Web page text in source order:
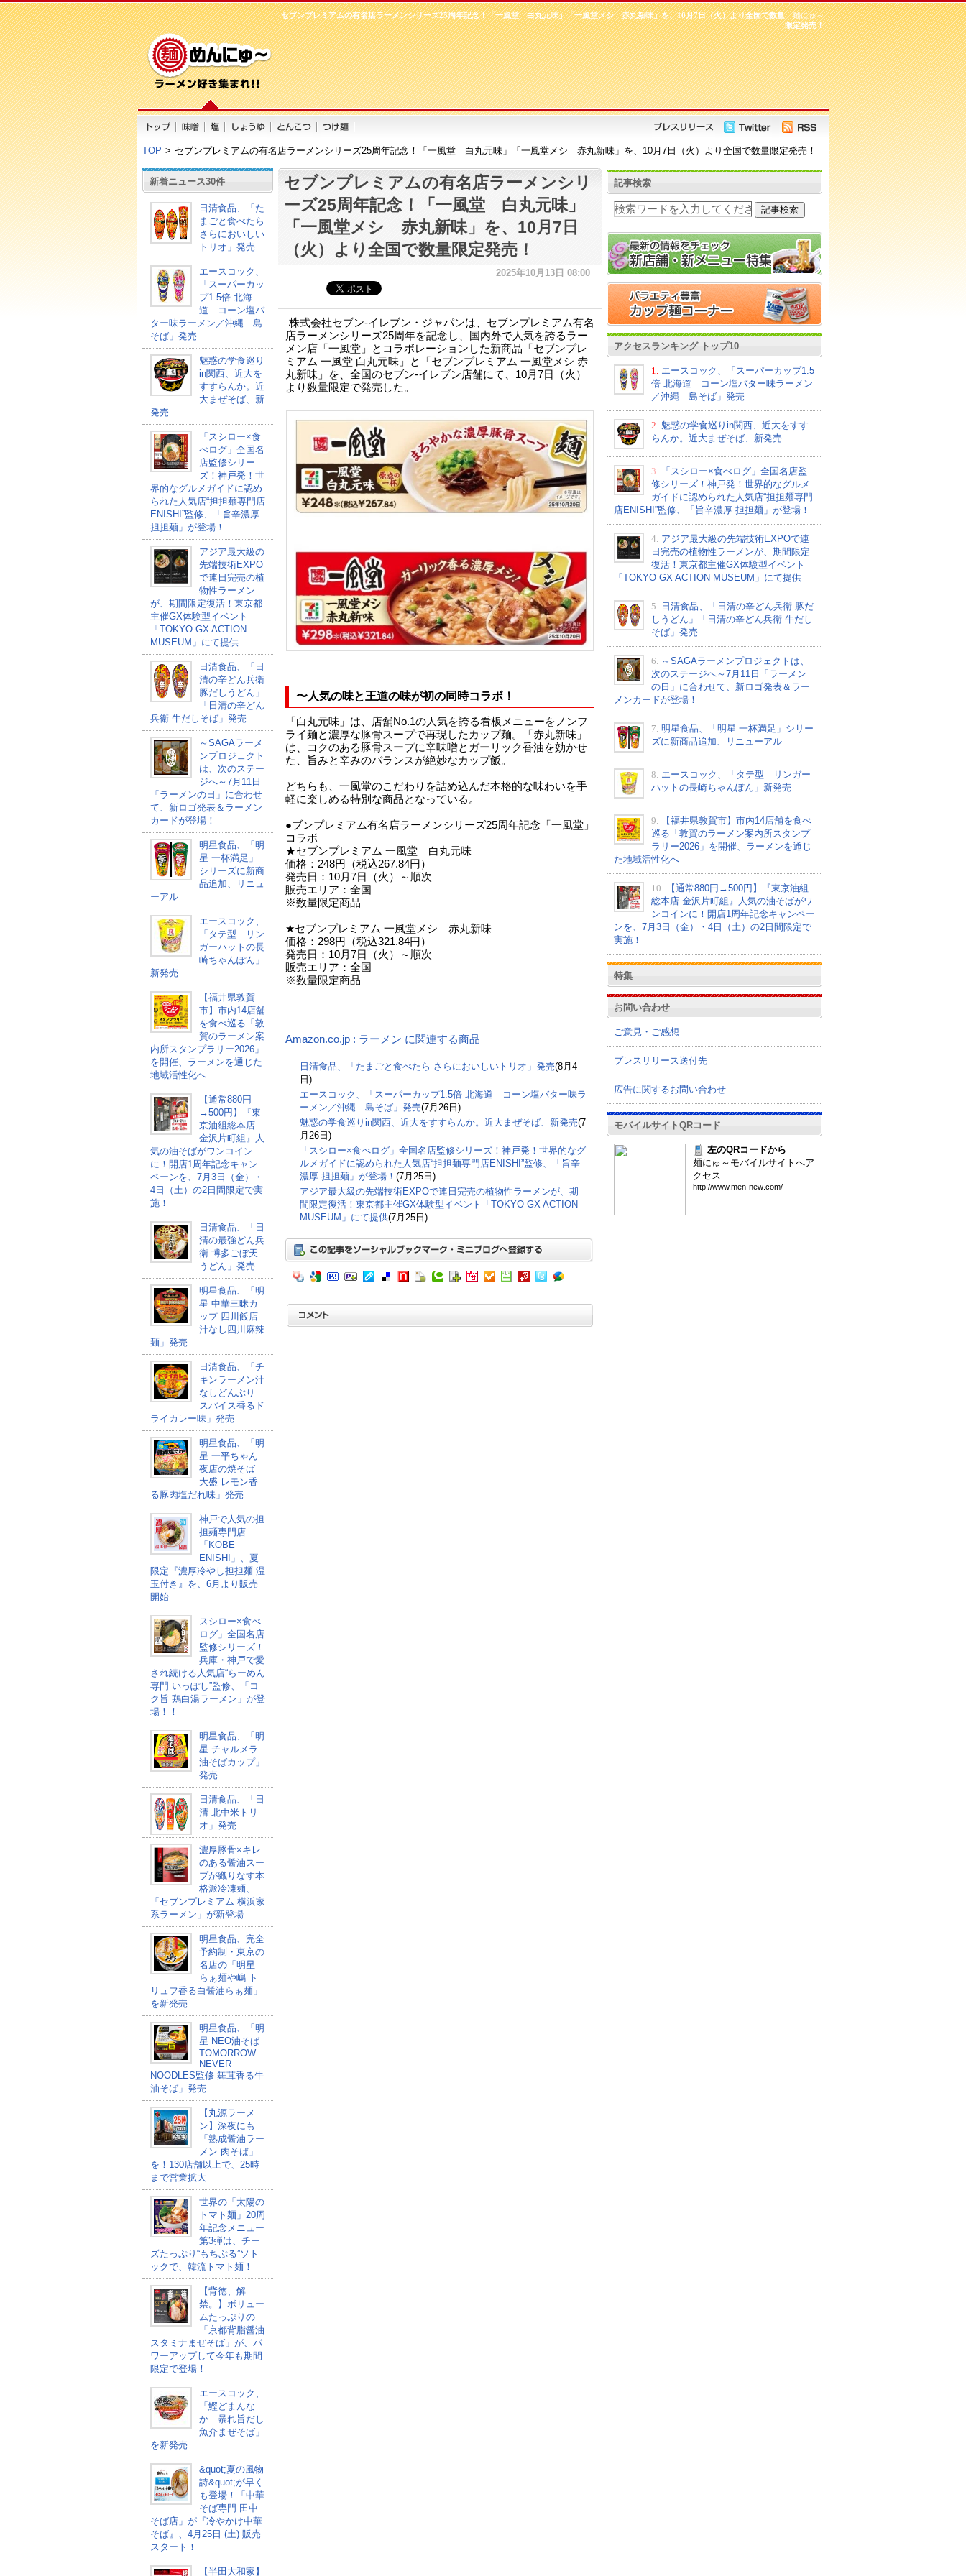
麺にゅ～
セブンプレミアムの有名店ラーメンシリーズ25周年記念！「一風堂 白丸元味」「一風堂メシ 赤丸新味」を、10月7日（火）より全国で数量
限定発売！
TOP > セブンプレミアムの有名店ラーメンシリーズ25周年記念！「一風堂 白丸元味」「一風堂メシ 赤丸新味」を、10月7日（火）より全国で数量限定発売！
新着ニュース30件
日清食品、「た
まごと食べたら
さらにおいしい
トリオ」発売
エースコック、
「スーパーカッ
プ1.5倍 北海
道 コーン塩バ
ター味ラーメン／沖縄 島
そば」発売
魅惑の学食巡り
in関西、近大を
すすらんか。近
大まぜそば、新
発売
「スシロー×食
べログ」全国名
店監修シリー
ズ！神戸発！世
界的なグルメガイドに認め
られた人気店“担担麺専門店
ENISHI”監修、「旨辛濃厚
担担麺」が登場！
アジア最大級の
先端技術EXPO
で連日完売の植
物性ラーメン
が、期間限定復活！東京都
主催GX体験型イベント
「TOKYO GX ACTION
MUSEUM」にて提供
日清食品、「日
清の辛どん兵衛
豚だしうどん」
「日清の辛どん
兵衛 牛だしそば」発売
～SAGAラーメ
ンプロジェクト
は、次のステー
ジへ～7月11日
「ラーメンの日」に合わせ
て、新ロゴ発表＆ラーメン
カードが登場！
明星食品、「明
星 一杯満足」
シリーズに新商
品追加、リニュ
ーアル
エースコック、
「タテ型 リン
ガーハットの長
崎ちゃんぽん」
新発売
【福井県敦賀
市】市内14店舗
を食べ巡る「敦
賀のラーメン案
内所スタンプラリー2026」
を開催、ラーメンを通じた
地域活性化へ
【通常880円
→500円】『東
京油組総本店
金沢片町組』人
気の油そばがワンコイン
に！開店1周年記念キャン
ペーンを、7月3日（金）・
4日（土）の2日間限定で実
施！
日清食品、「日
清の最強どん兵
衛 博多ごぼ天
うどん」発売
明星食品、「明
星 中華三昧カ
ップ 四川飯店
汁なし四川麻辣
麺」発売
日清食品、「チ
キンラーメン汁
なしどんぶり
スパイス香るド
ライカレー味」発売
明星食品、「明
星 一平ちゃん
夜店の焼そば
大盛 レモン香
る豚肉塩だれ味」発売
神戸で人気の担
担麺専門店
「KOBE
ENISHI」、夏
限定『濃厚冷やし担担麺 温
玉付き』を、6月より販売
開始
スシロー×食べ
ログ」全国名店
監修シリーズ！
兵庫・神戸で愛
され続ける人気店“らーめん
専門 いっぽし”監修、「コ
ク旨 鶏白湯ラーメン」が登
場！！
明星食品、「明
星 チャルメラ
油そばカップ​」
発売
日清食品、「日
清 北中米トリ
オ」発売
濃厚豚骨×キレ
のある醤油スー
プが織りなす本
格派冷凍麺、
「セブンプレミアム 横浜家
系ラーメン」が新登場
明星食品、完全
予約制・東京の
名店の「明星
らぁ麺や嶋 ト
リュフ香る白醤油らぁ麺」
を新発売
明星食品、「明
星 NEO油そば
TOMORROW
NEVER
NOODLES監修 舞茸香る牛
油そば​」発売
【丸源ラーメ
ン】深夜にも
「熟成醤油ラー
メン 肉そば」
を！130店舗以上で、25時
まで営業拡大
世界の「太陽の
トマト麺」20周
年記念メニュー
第3弾は、チー
ズたっぷり“もちぷる”ソト
ックで、韓流トマト麺！
【背徳、解
禁。】ボリュー
ムたっぷりの
「京都背脂醤油
スタミナまぜそば」が、パ
ワーアップして今年も期間
限定で登場！
エースコック、
「鰹どまんな
か 暴れ旨だし
魚介まぜそば」
を新発売
&quot;夏の風物
詩&quot;が早く
も登場！「中華
そば専門 田中
そば店」が『冷やかけ中華
そば』、4月25日 (土) 販売
スタート！
【半田大和家】
セブンプレミアムの有名店ラーメンシリ
ーズ25周年記念！「一風堂 白丸元味」
「一風堂メシ 赤丸新味」を、10月7日
（火）より全国で数量限定発売！
2025年10月13日 08:00
株式会社セブン‐イレブン・ジャパンは、セブンプレミアム有名
店ラーメンシリーズ25周年を記念し、国内外で人気を誇るラー
メン店「一風堂」とコラボレーションした新商品「セブンプレ
ミアム 一風堂 白丸元味」と「セブンプレミアム 一風堂メシ 赤
丸新味」を、全国のセブン‐イレブン店舗にて、10月7日（火）
より数量限定で発売した。
〜人気の味と王道の味が初の同時コラボ！
「白丸元味」は、店舗No.1の人気を誇る看板メニューをノンフ
ライ麺と濃厚な豚骨スープで再現したカップ麺。「赤丸新味」
は、コクのある豚骨スープに辛味噌とガーリック香油を効かせ
た、旨みと辛みのバランスが絶妙なカップ飯。
どちらも、一風堂のこだわりを詰め込んだ本格的な味わいを手
軽に楽しめる特別な商品となっている。
●ブンプレミアム有名店ラーメンシリーズ25周年記念「一風堂」
コラボ
★セブンプレミアム 一風堂 白丸元味
価格：248円（税込267.84円）
発売日：10月7日（火）～順次
販売エリア：全国
※数量限定商品
★セブンプレミアム 一風堂メシ 赤丸新味
価格：298円（税込321.84円）
発売日：10月7日（火）～順次
販売エリア：全国
※数量限定商品
Amazon.co.jp : ラーメン に関連する商品
日清食品、「たまごと食べたら さらにおいしいトリオ」発売(8月4
日)
エースコック、「スーパーカップ1.5倍 北海道 コーン塩バター味ラ
ーメン／沖縄 島そば」発売(7月26日)
魅惑の学食巡りin関西、近大をすすらんか。近大まぜそば、新発売(7
月26日)
「スシロー×食べログ」全国名店監修シリーズ！神戸発！世界的なグ
ルメガイドに認められた人気店“担担麺専門店ENISHI”監修、「旨辛
濃厚 担担麺」が登場！ (7月25日)
アジア最大級の先端技術EXPOで連日完売の植物性ラーメンが、期
間限定復活！東京都主催GX体験型イベント「TOKYO GX ACTION
MUSEUM」にて提供(7月25日)
記事検索
アクセスランキング トップ10
1.
エースコック、「スーパーカップ1.5
倍 北海道 コーン塩バター味ラーメン
／沖縄 島そば」発売
2. 魅惑の学食巡りin関西、近大をすす
らんか。近大まぜそば、新発売
3.
「スシロー×食べログ」全国名店監
修シリーズ！神戸発！世界的なグルメ
ガイドに認められた人気店“担担麺専門
店ENISHI”監修、「旨辛濃厚 担担麺」が登場！
4. アジア最大級の先端技術EXPOで連
日完売の植物性ラーメンが、期間限定
復活！東京都主催GX体験型イベント
「TOKYO GX ACTION MUSEUM」にて提供
5.
日清食品、「日清の辛どん兵衛 豚だ
しうどん」「日清の辛どん兵衛 牛だし
そば」発売
6.
～SAGAラーメンプロジェクトは、
次のステージへ～7月11日「ラーメン
の日」に合わせて、新ロゴ発表＆ラー
メンカードが登場！
7. 明星食品、「明星 一杯満足」シリー
ズに新商品追加、リニューアル
8. エースコック、「タテ型 リンガー
ハットの長崎ちゃんぽん」新発売
9.
【福井県敦賀市】市内14店舗を食べ
巡る「敦賀のラーメン案内所スタンプ
ラリー2026」を開催、ラーメンを通じ
た地域活性化へ
10.
【通常880円→500円】『東京油組
総本店 金沢片町組』人気の油そばがワ
ンコインに！開店1周年記念キャンペー
ンを、7月3日（金）・4日（土）の2日間限定で
実施！
特集
お問い合わせ
ご意見・ご感想
プレスリリース送付先
広告に関するお問い合わせ
モバイルサイトQRコード
左のQRコードから
麺にゅ～モバイルサイトへア
クセス
http://www.men-new.com/